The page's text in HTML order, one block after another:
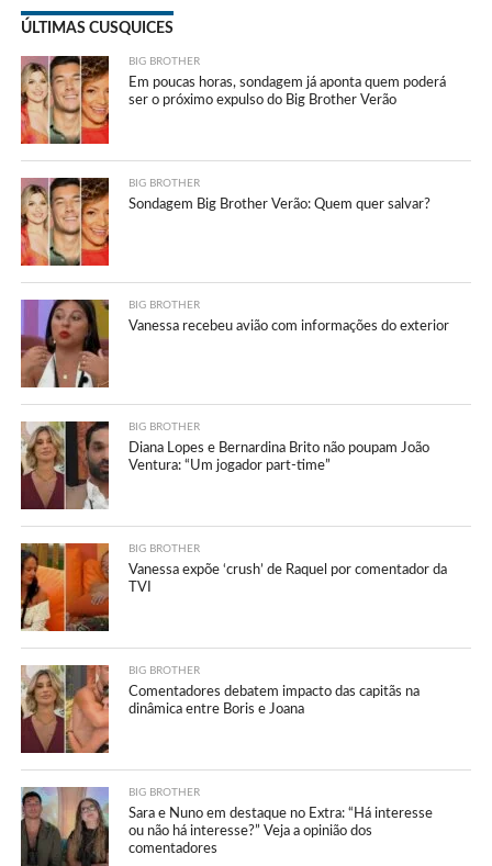
ÚLTIMAS CUSQUICES
BIG BROTHER
Em poucas horas, sondagem já aponta quem poderá
ser o próximo expulso do Big Brother Verão
BIG BROTHER
Sondagem Big Brother Verão: Quem quer salvar?
BIG BROTHER
Vanessa recebeu avião com informações do exterior
BIG BROTHER
Diana Lopes e Bernardina Brito não poupam João
Ventura: “Um jogador part-time”
BIG BROTHER
Vanessa expõe ‘crush’ de Raquel por comentador da
TVI
BIG BROTHER
Comentadores debatem impacto das capitãs na
dinâmica entre Boris e Joana
BIG BROTHER
Sara e Nuno em destaque no Extra: “Há interesse
ou não há interesse?” Veja a opinião dos
comentadores